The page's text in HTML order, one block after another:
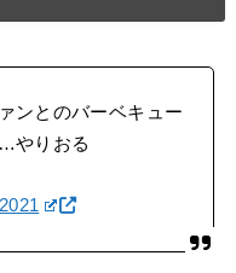
ンとのバーベキュー
やりおる